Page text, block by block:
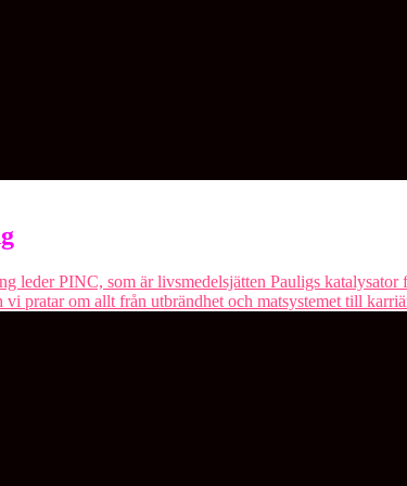
PINC, som är livsmedelsjätten Pauligs
pratar om allt från utbrändhet och matsystemet till